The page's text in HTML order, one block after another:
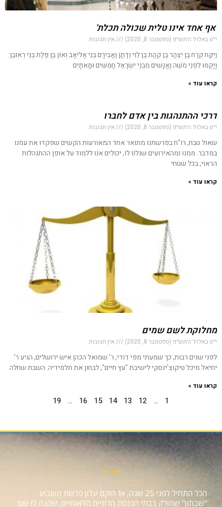
'אף אחד אינו טלית שכולה תכלת'
י״ט באלול ה׳תש״פ (ספטמבר 8, 2020) אין תגובות
וַיִּקַּח קֹרַח בֶּן יִצְהָר בֶּן קְהָת בֶּן לֵוִי וְדָתָן וַאֲבִירָם בְּנֵי אֱלִיאָב וְאוֹן בֶּן פֶּלֶת בְּנֵי רְאוּבֵן:
וַיָּקֻמוּ לִפְנֵי מֹשֶׁה וַאֲנָשִׁים מִבְּנֵי יִשְׂרָאֵל חֲמִשִּׁים וּמָאתָיִם
קראו עוד »
דרכי ההתנהגות בין אדם לחברו
י״ט באלול ה׳תש״פ (ספטמבר 8, 2020) אין תגובות
שאול טבח, רו"ח בפרשתנו מתואר אחד המאורעות הקשים שפקדו את עמנו
במדבר. ממנו ומהאירועים שנלוו לו, יכולים אנו ללמוד על אופן ההתנהלות
הראוי, בכל שטחי
קראו עוד »
מחלוקת לשם שמים
י״ט באלול ה׳תש״פ (ספטמבר 8, 2020) אין תגובות
לפני שנים רבות, כך שמעתי מפי דודי, ר' שמואל הכהן איש ירושלים, הגיע ר'
יחיאל מיכל טיקוצ'ינסקי לישיבת "עץ חיים", לבחון את תלמידיה. השבת שחלה
קראו עוד »
1
…
12
13
14
15
16
…
19
אודות
הכל התחיל לפני 25 שנה, אז הוקם עלון פרשת השבוע
"שבתון" שחולק בבתי הכנסת הדתיים הלאומיים, שקנה לו שם